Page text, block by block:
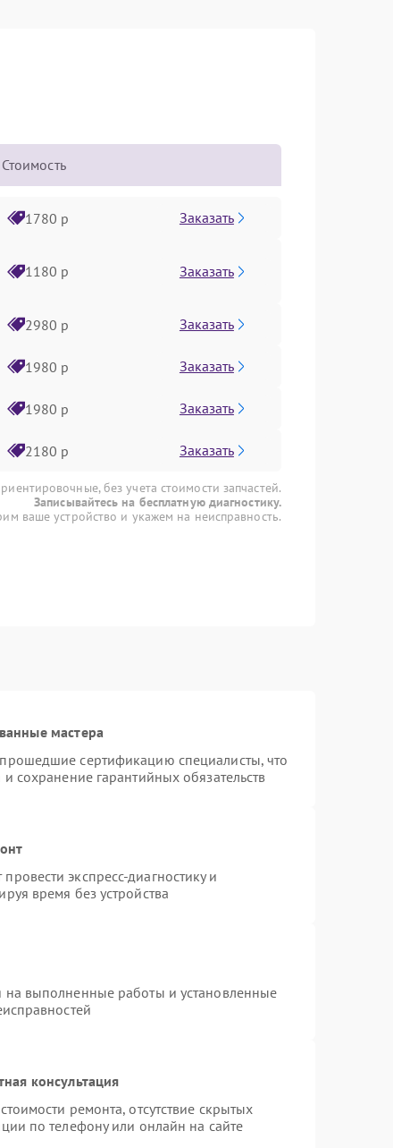
Стоимость
1780 р Заказать
1180 р Заказать
2980 р Заказать
1980 р Заказать
1980 р Заказать
2180 р Заказать
без учета стоимости запчастей.
Записывайтесь на бесплатную диагностику.
ваше устройство и укажем на неисправность.
мастера
сертификацию специалисты, что
сохранение гарантийных обязательств
экспресс-диагностику и
время без устройства
на выполненные работы и установленные
консультация
ремонта, отсутствие скрытых
по телефону или онлайн на сайте